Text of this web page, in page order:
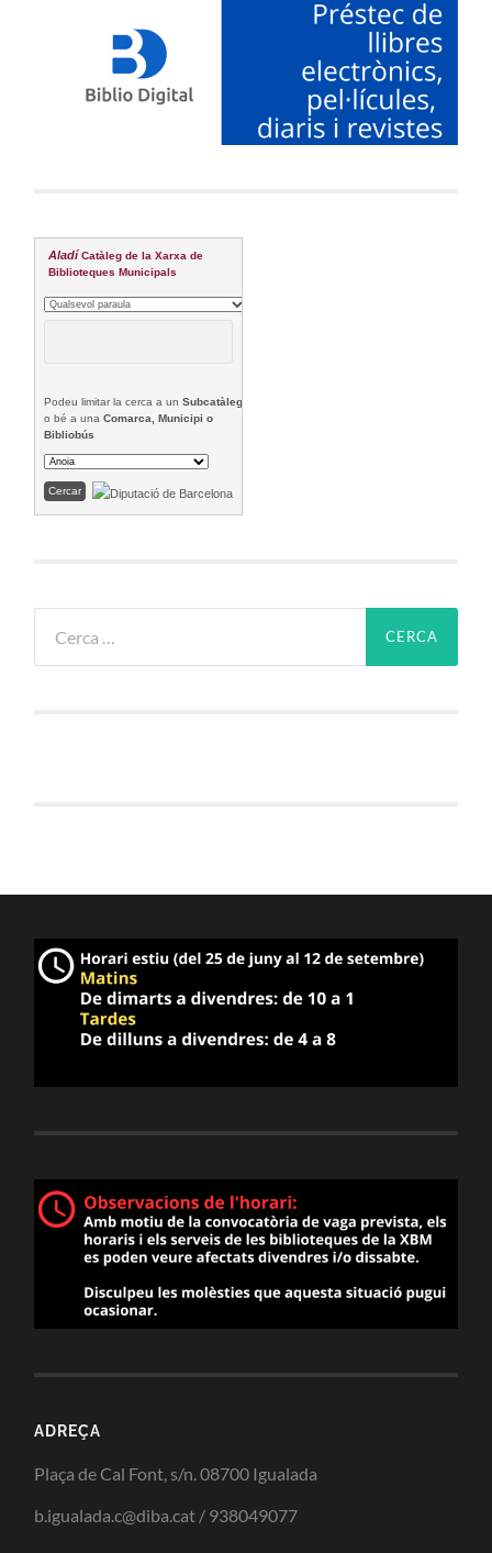
Aladí Catàleg de la Xarxa de
Biblioteques Municipals
Podeu limitar la cerca a unSubcatàleg
o bé a unaComarca, Municipi o
Bibliobús
ADREÇA
Plaça de Cal Font, s/n. 08700 Igualada
b.igualada.c@diba.cat / 938049077